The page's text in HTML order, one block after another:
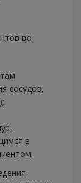
во
сосудов,
в